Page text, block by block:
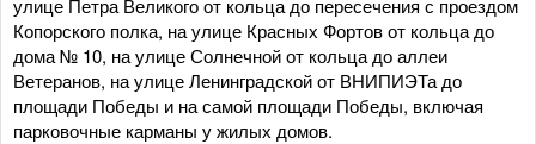
улице Петра Великого от кольца до пересечения с проездом
Копорского полка, на улице Красных Фортов от кольца до
дома № 10, на улице Солнечной от кольца до аллеи
Ветеранов, на улице Ленинградской от ВНИПИЭТа до
площади Победы и на самой площади Победы, включая
парковочные карманы у жилых домов.